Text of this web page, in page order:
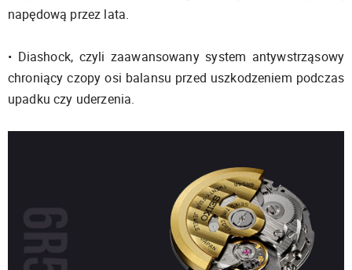
napędową przez lata.
• Diashock, czyli zaawansowany system antywstrząsowy
chroniący czopy osi balansu przed uszkodzeniem podczas
upadku czy uderzenia.